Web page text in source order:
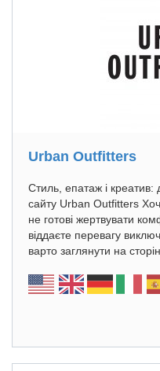
Urban Outfitters
Стиль, епатаж і креатив:
сайту Urban Outfitters
не готові жертвувати
віддаєте перевагу
варто заглянути на